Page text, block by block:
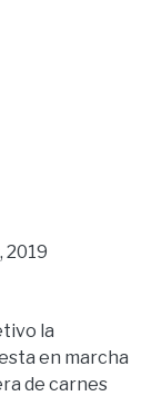
2019
la
en marcha
de carnes